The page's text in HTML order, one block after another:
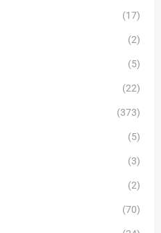
(17)
(2)
(5)
(22)
(373)
(5)
(3)
(2)
(70)